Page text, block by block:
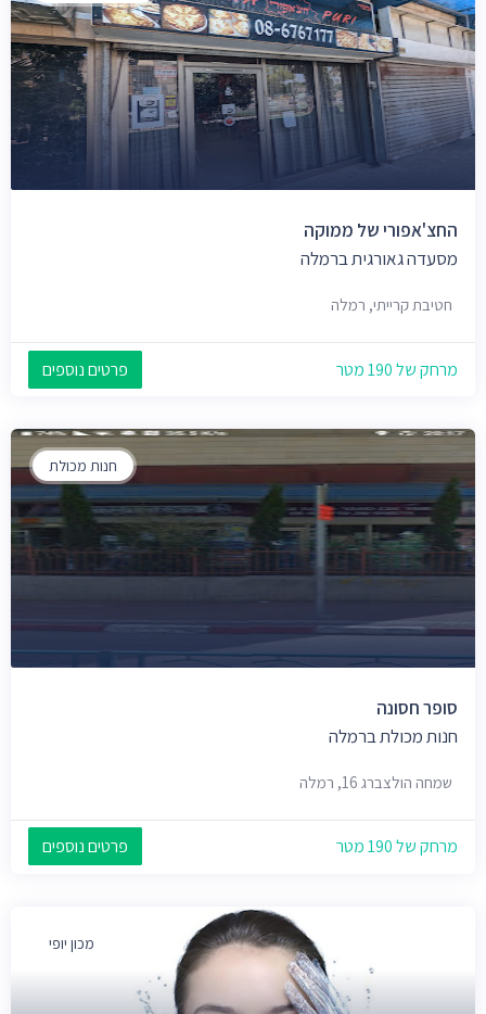
החצ'אפורי של ממוקה
מסעדה גאורגית ברמלה
חטיבת קרייתי, רמלה
מרחק של 190 מטר פרטים נוספים
חנות מכולת
סופר חסונה
חנות מכולת ברמלה
שמחה הולצברג 16, רמלה
מרחק של 190 מטר פרטים נוספים
מכון יופי